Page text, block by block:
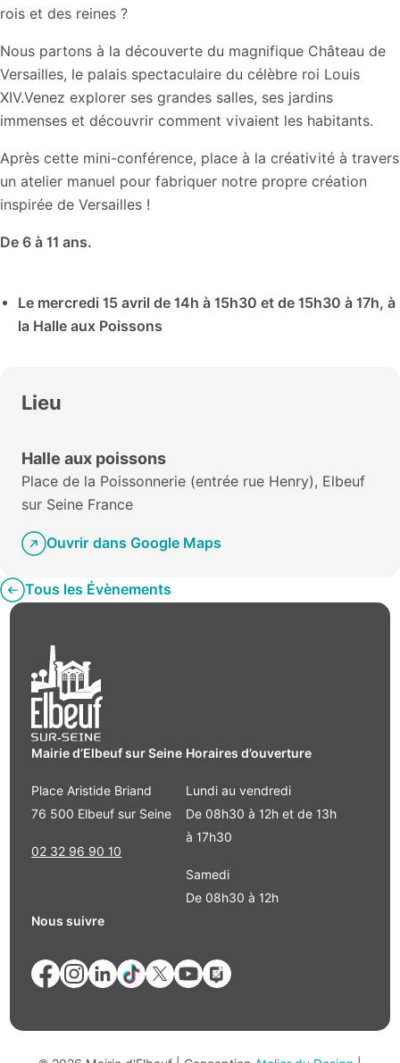
rois et des reines ?
Nous partons à la découverte du magnifique Château de
Versailles, le palais spectaculaire du célèbre roi Louis
XIV.Venez explorer ses grandes salles, ses jardins
immenses et découvrir comment vivaient les habitants.
Après cette mini-conférence, place à la créativité à travers
un atelier manuel pour fabriquer notre propre création
inspirée de Versailles !
De 6 à 11 ans.
Le mercredi 15 avril de 14h à 15h30 et de 15h30 à 17h, à
la Halle aux Poissons
Lieu
Halle aux poissons
Place de la Poissonnerie (entrée rue Henry), Elbeuf
sur Seine France
Ouvrir dans Google Maps
Tous les Évènements
Mairie d’Elbeuf sur Seine
Place Aristide Briand
76 500 Elbeuf sur Seine
02 32 96 90 10
Horaires d’ouverture
Lundi au vendredi
De 08h30 à 12h et de 13h
à 17h30
Samedi
De 08h30 à 12h
Nous suivre